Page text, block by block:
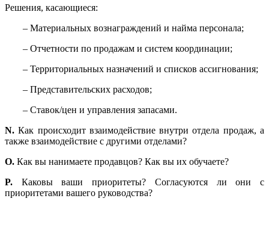
Решения, касающиеся:
– Материальных вознаграждений и найма персонала;
– Отчетности по продажам и систем координации;
– Территориальных назначений и списков ассигнования;
– Представительских расходов;
– Ставок/цен и управления запасами.
N. Как происходит взаимодействие внутри отдела продаж, а
также взаимодействие с другими отделами?
O. Как вы нанимаете продавцов? Как вы их обучаете?
P. Каковы ваши приоритеты? Согласуются ли они с
приоритетами вашего руководства?